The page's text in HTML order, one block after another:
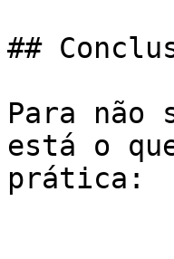
##
Para não
está o
prática: